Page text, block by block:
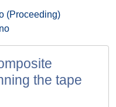
(Proceeding)
the tape